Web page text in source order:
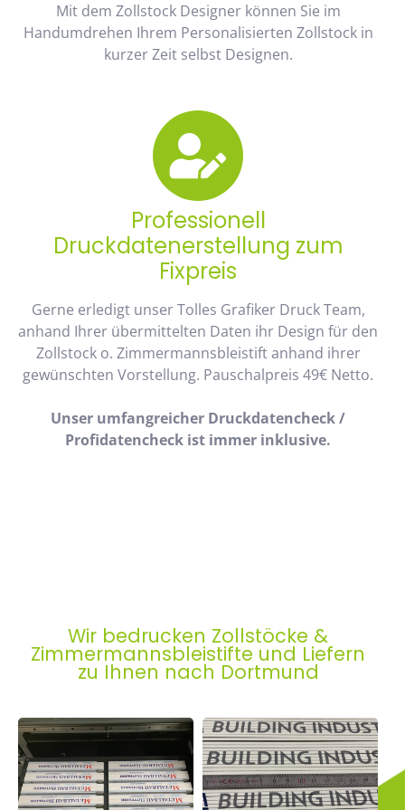
Mit dem Zollstock Designer können Sie im
Handumdrehen Ihrem Personalisierten Zollstock in
kurzer Zeit selbst Designen.
Professionell
Druckdatenerstellung zum
Fixpreis
Gerne erledigt unser Tolles Grafiker Druck Team,
anhand Ihrer übermittelten Daten ihr Design für den
Zollstock o. Zimmermannsbleistift anhand ihrer
gewünschten Vorstellung. Pauschalpreis 49€ Netto.
Unser umfangreicher Druckdatencheck /
Profidatencheck ist immer inklusive.
Wir bedrucken Zollstöcke &
Zimmermannsbleistifte und Liefern
zu Ihnen nach Dortmund